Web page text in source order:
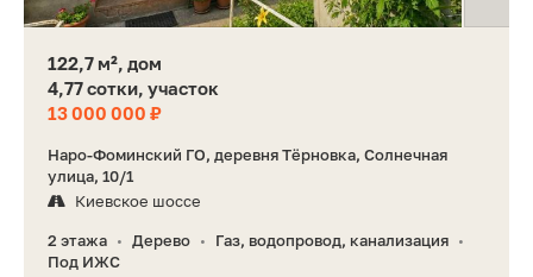
122,7 м², дом
4,77 сотки, участок
13 000 000 ₽
Наро-Фоминский ГО, деревня Тёрновка, Солнечная
улица, 10/1
Киевское шоссе
2 этажа • Дерево • Газ, водопровод, канализация •
Под ИЖС